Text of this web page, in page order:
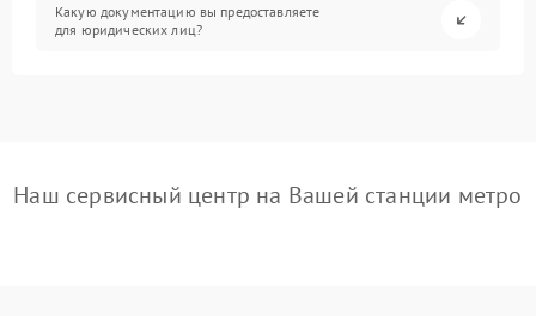
Какую документацию вы предоставляете
для юридических лиц?
Наш сервисный центр на Вашей станции метро